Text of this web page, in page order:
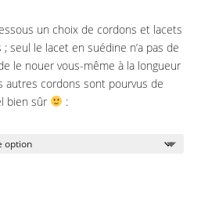
un choix de cordons et lacets
seul le lacet en suédine n’a pas de
le nouer vous-même à la longueur
autres cordons sont pourvus de
bien sûr
: